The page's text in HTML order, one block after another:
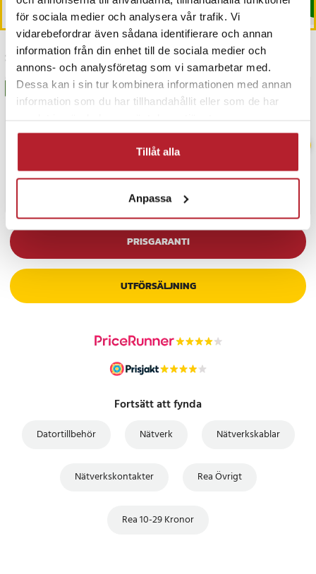
för sociala medier och analysera vår trafik. Vi
vidarebefordrar även sådana identifierare och annan
information från din enhet till de sociala medier och
annons- och analysföretag som vi samarbetar med.
Dessa kan i sin tur kombinera informationen med annan
information som du har tillhandahållit eller som de har
Tillåt alla
Anpassa
Köp Köp
Senast besökta
BÄSTSÄLJARE
PRISGARANTI
UTFÖRSÄLJNING
Fortsätt att fynda
Datortillbehör Nätverk Nätverkskablar
Nätverkskontakter Rea Övrigt
Rea 10-29 Kronor